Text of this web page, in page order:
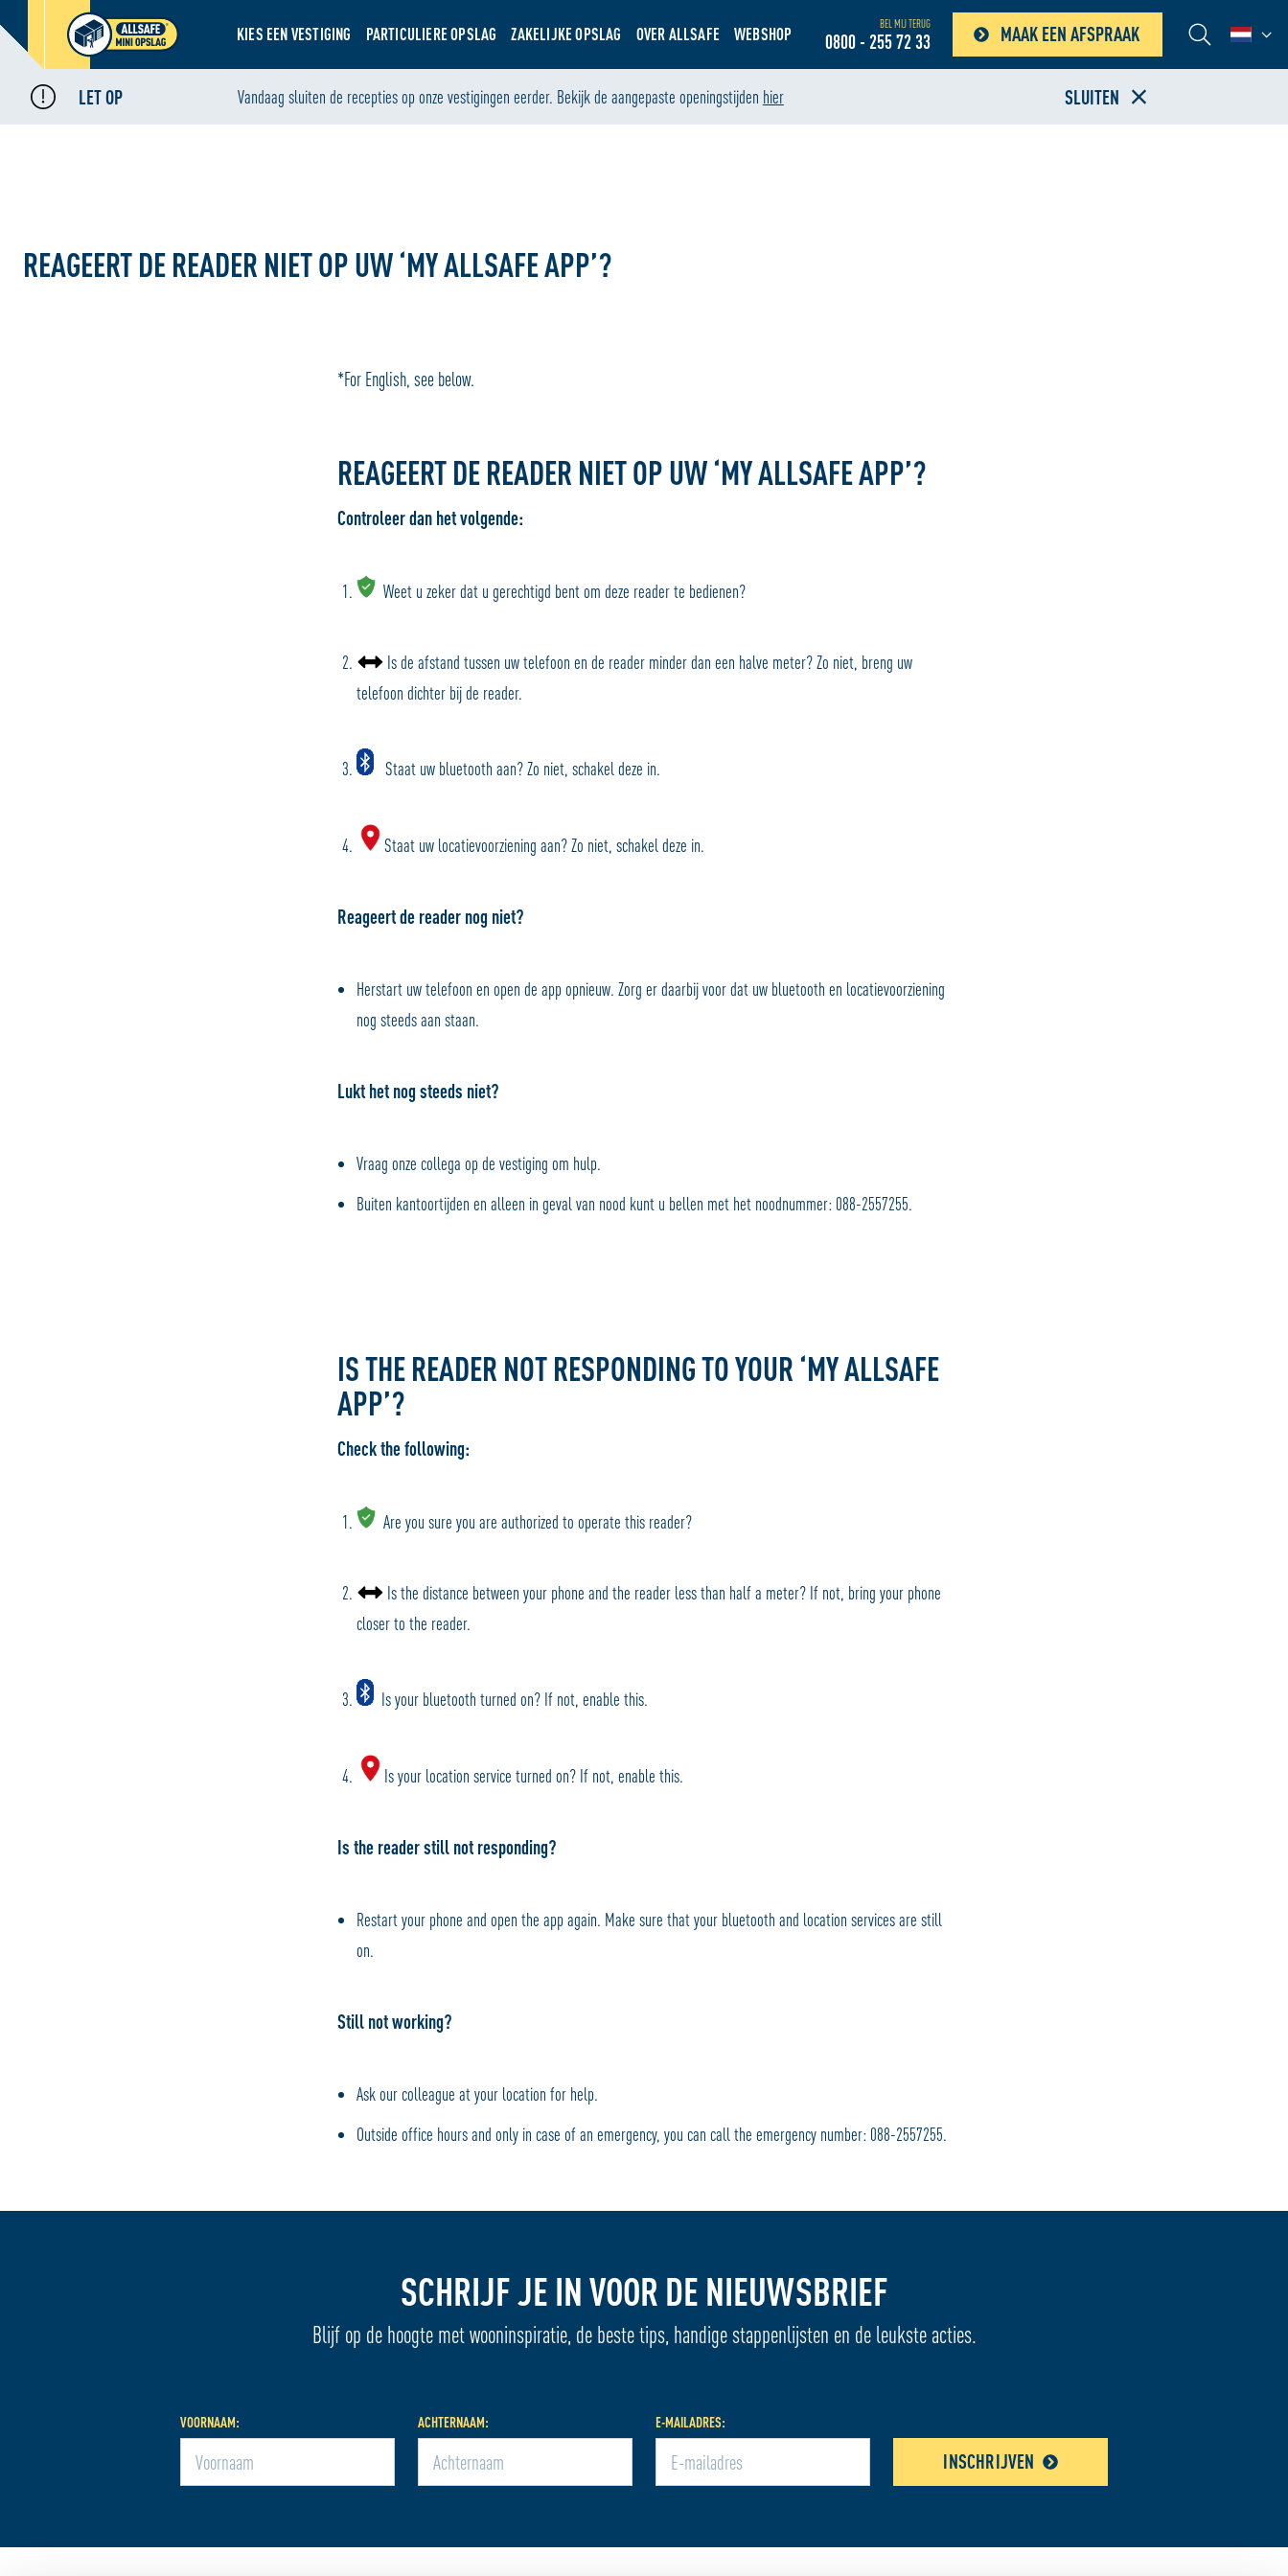
KIES EEN VESTIGING PARTICULIERE OPSLAG ZAKELIJKE OPSLAG OVER ALLSAFE WEBSHOP
BEL MIJ TERUG
0800 - 255 72 33 MAAK EEN AFSPRAAK
LET OP Vandaag sluiten de recepties op onze vestigingen eerder. Bekijk de aangepaste openingstijden hier SLUITEN
Home Reageert de reader niet op uw ‘my ALLSAFE app’?
REAGEERT DE READER NIET OP UW ‘MY ALLSAFE APP’?
*For English, see below.
REAGEERT DE READER NIET OP UW ‘MY ALLSAFE APP’?
Controleer dan het volgende:
Weet u zeker dat u gerechtigd bent om deze reader te bedienen?
Is de afstand tussen uw telefoon en de reader minder dan een halve meter? Zo niet, breng uw
telefoon dichter bij de reader.
Staat uw bluetooth aan? Zo niet, schakel deze in.
Staat uw locatievoorziening aan? Zo niet, schakel deze in.
Reageert de reader nog niet?
Herstart uw telefoon en open de app opnieuw. Zorg er daarbij voor dat uw bluetooth en locatievoorziening
nog steeds aan staan.
Lukt het nog steeds niet?
Vraag onze collega op de vestiging om hulp.
Buiten kantoortijden en alleen in geval van nood kunt u bellen met het noodnummer: 088-2557255.
IS THE READER NOT RESPONDING TO YOUR ‘MY ALLSAFE
APP’?
Check the following:
Are you sure you are authorized to operate this reader?
Is the distance between your phone and the reader less than half a meter? If not, bring your phone
closer to the reader.
Is your bluetooth turned on? If not, enable this.
Is your location service turned on? If not, enable this.
Is the reader still not responding?
Restart your phone and open the app again. Make sure that your bluetooth and location services are still
on.
Still not working?
Ask our colleague at your location for help.
Outside office hours and only in case of an emergency, you can call the emergency number: 088-2557255.
SCHRIJF JE IN VOOR DE NIEUWSBRIEF
Blijf op de hoogte met wooninspiratie, de beste tips, handige stappenlijsten en de leukste acties.
VOORNAAM: ACHTERNAAM: E-MAILADRES:
INSCHRIJVEN